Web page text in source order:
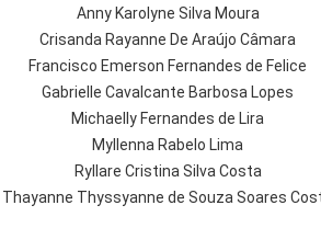
Anny Karolyne Silva Moura
Crisanda Rayanne De Araújo Câmara
Francisco Emerson Fernandes de Felice
Gabrielle Cavalcante Barbosa Lopes
Michaelly Fernandes de Lira
Myllenna Rabelo Lima
Ryllare Cristina Silva Costa
Thayanne Thyssyanne de Souza Soares